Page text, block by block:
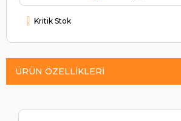
Kritik Stok
ÜRÜN ÖZELLIKLERI